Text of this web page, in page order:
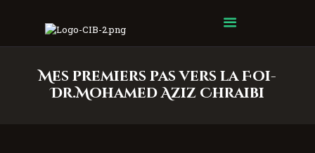
Mes premiers pas vers la Foi-
Dr.Mohamed Aziz Chraibi
Centre Islamique Badr